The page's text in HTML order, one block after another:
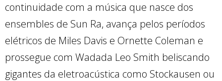
continuidade com a música que nasce dos
ensembles de Sun Ra, avança pelos períodos
elétricos de Miles Davis e Ornette Coleman e
prossegue com Wadada Leo Smith beliscando
gigantes da eletroacústica como Stockausen ou